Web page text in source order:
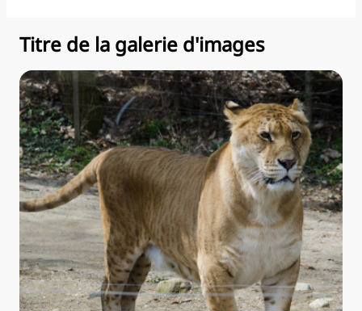
Titre de la galerie d'images